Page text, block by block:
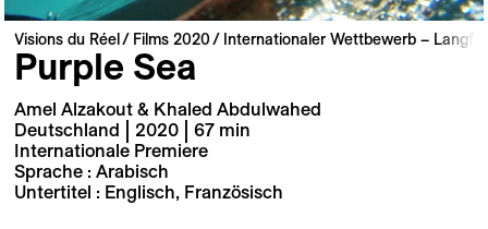
Visions du Réel Films 2020 Internationaler Wettbewerb –
Purple Sea
Amel Alzakout & Khaled Abdulwahed
Deutschland | 2020 | 67 min
Internationale Premiere
Sprache : Arabisch
Untertitel : Englisch, Französisch